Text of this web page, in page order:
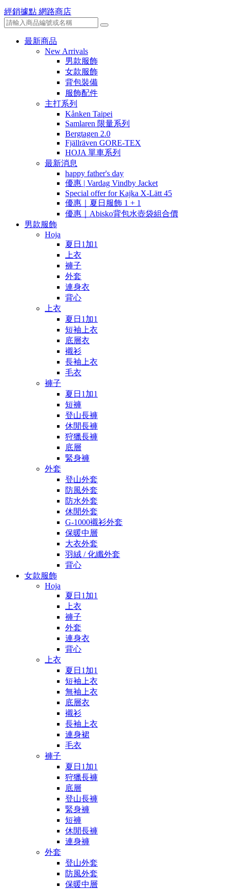
經銷據點 網路商店
最新商品
New Arrivals
男款服飾
女款服飾
背包裝備
服飾配件
主打系列
Kånken Taipei
Samlaren 限量系列
Bergtagen 2.0
Fjällräven GORE-TEX
HOJA 單車系列
最新消息
happy father's day
優惠 | Vardag Vindby Jacket
Special offer for Kajka X-Lätt 45
優惠｜夏日服飾 1 + 1
優惠｜Abisko背包水壺袋組合價
男款服飾
Hoja
夏日1加1
上衣
褲子
外套
連身衣
背心
上衣
夏日1加1
短袖上衣
底層衣
襯衫
長袖上衣
毛衣
褲子
夏日1加1
短褲
登山長褲
休閒長褲
狩獵長褲
底層
緊身褲
外套
登山外套
防風外套
防水外套
休閒外套
G-1000襯衫外套
保暖中層
大衣外套
羽絨 / 化纖外套
背心
女款服飾
Hoja
夏日1加1
上衣
褲子
外套
連身衣
背心
上衣
夏日1加1
短袖上衣
無袖上衣
底層衣
襯衫
長袖上衣
連身裙
毛衣
褲子
夏日1加1
狩獵長褲
底層
登山長褲
緊身褲
短褲
休閒長褲
連身褲
外套
登山外套
防風外套
保暖中層